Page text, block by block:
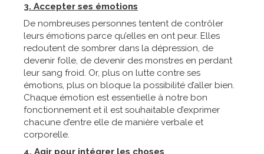
3. Accepter ses émotions
De nombreuses personnes tentent de contrôler
leurs émotions parce qu’elles en ont peur. Elles
redoutent de sombrer dans la dépression, de
devenir folle, de devenir des monstres en perdant
leur sang froid. Or, plus on lutte contre ses
émotions, plus on bloque la possibilité d’aller bien.
Chaque émotion est essentielle à notre bon
fonctionnement et il est souhaitable d’exprimer
chacune d’entre elle de manière verbale et
corporelle.
4. Agir pour intégrer les choses